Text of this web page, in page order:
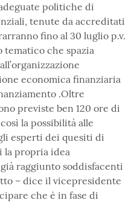
politiche di
tenute da accreditati
fino al 30 luglio p.v.
tematico che spazia
economica finanziaria
.Oltre
previste ben 120 ore di
la possibilità alle
esperti dei quesiti di
propria idea
raggiunto soddisfacenti
– dice il vicepresidente
che è in fase di